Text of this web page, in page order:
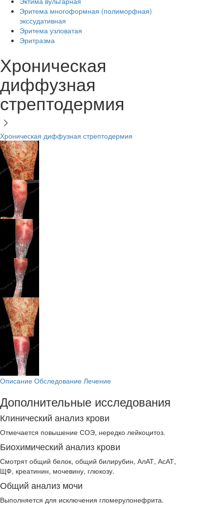
Эритема многоформная (полиморфная)
экссудативная
Эритема узловатая
Эритразма
Хроническая
диффузная
стрептодермия
Хроническая диффузная стрептодермия
Описание Обследование Лечение
Дополнительные исследования
Клинический анализ крови
Отмечается повышение СОЭ, нередко лейкоцитоз.
Биохимический анализ крови
Смотрят общий белок, общий билирубин, АлАТ, АсАТ,
ЩФ, креатинин, мочевину, глюкозу.
Общий анализ мочи
Выполняется для исключения гломерулонефрита.